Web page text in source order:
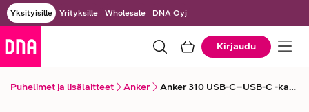
Yksityisille Yrityksille Wholesale DNA Oyj
Kirjaudu
Puhelimet ja lisälaitteet Anker Anker 310 USB-C–USB-C -kaapeli 240 W, 0,9 m